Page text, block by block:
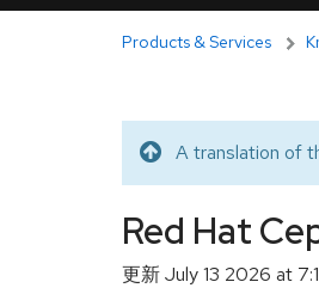
Products & Services
A translation of
Red Hat
更新July 13 2026 at